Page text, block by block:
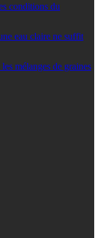
conditions du
eau claire ne suffit
mélanges de graines